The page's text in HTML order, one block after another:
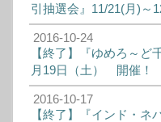
引抽選会』11/21(月)～
2016-10-24
【終了】『ゆめろ～
月19日（土） 開催！
2016-10-17
【終了】『インド・